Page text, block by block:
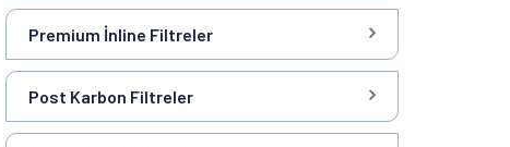
Premium İnline Filtreler
Post Karbon Filtreler